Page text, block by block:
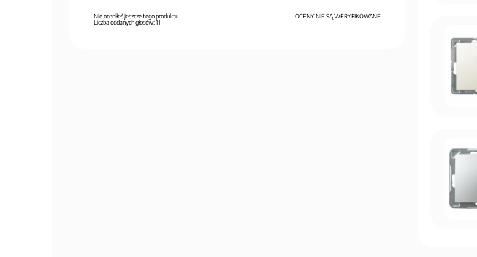
OCENY NIE SĄ WERYFIKOWANE
Nie oceniłeś jeszcze tego produktu.
Liczba oddanych głosów:11